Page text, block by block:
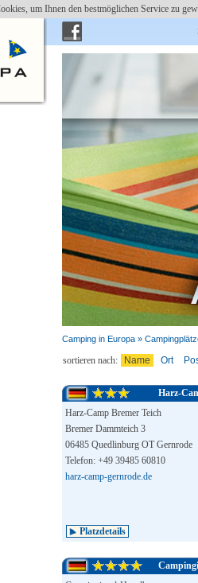
um Ihnen den bestmöglichen Service zu
Camping in Europa »
sortieren nach: Name Ort
Harz-
Harz-Camp Bremer Teich
Bremer Dammteich 3
06485 Quedlinburg OT Gernrode
Telefon: +49 39485 60810
harz-camp-gernrode.de
Platzdetails